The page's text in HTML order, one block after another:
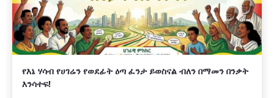
የእኔ ሃሳብ የሀገሬን የወደፊት ዕጣ ፈንታ ይወስናል ብለን በማመን በንቃት
እንሳተፍ!